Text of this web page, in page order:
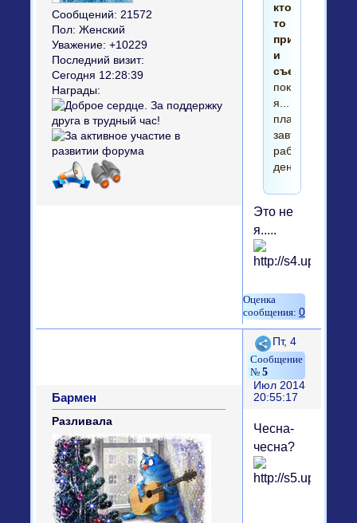
Сообщений: 21572
Пол: Женский
Уважение: +10229
Последний визит:
Сегодня 12:28:39
Награды:
кто-
то
пришел
и
съел
пока
я...
планировал
завтрашний
рабочий
день?
Это не
я.....
0
Поделиться
5
Пт, 4
Июл 2014
20:55:17
Бармен
Разливала
Чесна-
чесна?